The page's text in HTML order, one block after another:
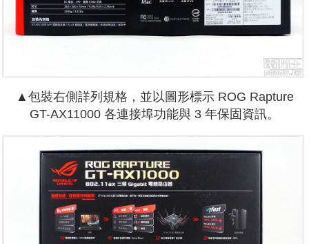
▲包裝右側詳列規格，並以圖形標示 ROG Rapture
GT-AX11000 各連接埠功能與 3 年保固資訊。